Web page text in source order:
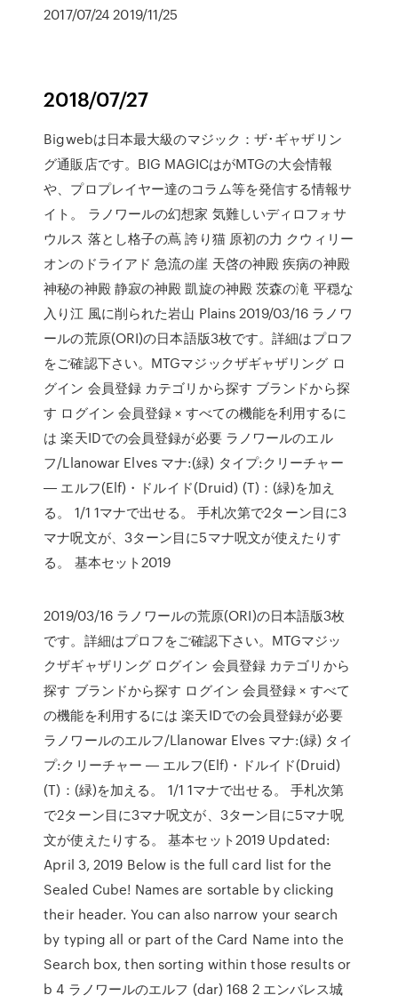
2017/07/24 2019/11/25
2018/07/27
Bigwebは日本最大級のマジック：ザ･ギャザリン
グ通販店です。BIG MAGICはがMTGの大会情報
や、プロプレイヤー達のコラム等を発信する情報サ
イト。 ラノワールの幻想家 気難しいディロフォサ
ウルス 落とし格子の蔦 誇り猫 原初の力 クウィリー
オンのドライアド 急流の崖 天啓の神殿 疾病の神殿
神秘の神殿 静寂の神殿 凱旋の神殿 茨森の滝 平穏な
入り江 風に削られた岩山 Plains 2019/03/16 ラノワ
ールの荒原(ORI)の日本語版3枚です。詳細はプロフ
をご確認下さい。MTGマジックザギャザリング ロ
グイン 会員登録 カテゴリから探す ブランドから探
す ログイン 会員登録 × すべての機能を利用するに
は 楽天IDでの会員登録が必要 ラノワールのエル
フ/Llanowar Elves マナ:(緑) タイプ:クリーチャー
― エルフ(Elf)・ドルイド(Druid) (T)：(緑)を加え
る。 1/1 1マナで出せる。 手札次第で2ターン目に3
マナ呪文が、3ターン目に5マナ呪文が使えたりす
る。 基本セット2019
2019/03/16 ラノワールの荒原(ORI)の日本語版3枚
です。詳細はプロフをご確認下さい。MTGマジッ
クザギャザリング ログイン 会員登録 カテゴリから
探す ブランドから探す ログイン 会員登録 × すべて
の機能を利用するには 楽天IDでの会員登録が必要
ラノワールのエルフ/Llanowar Elves マナ:(緑) タイ
プ:クリーチャー ― エルフ(Elf)・ドルイド(Druid)
(T)：(緑)を加える。 1/1 1マナで出せる。 手札次第
で2ターン目に3マナ呪文が、3ターン目に5マナ呪
文が使えたりする。 基本セット2019 Updated:
April 3, 2019 Below is the full card list for the
Sealed Cube! Names are sortable by clicking
their header. You can also narrow your search
by typing all or part of the Card Name into the
Search box, then sorting within those results or
b 4 ラノワールのエルフ (dar) 168 2 エンバレス城